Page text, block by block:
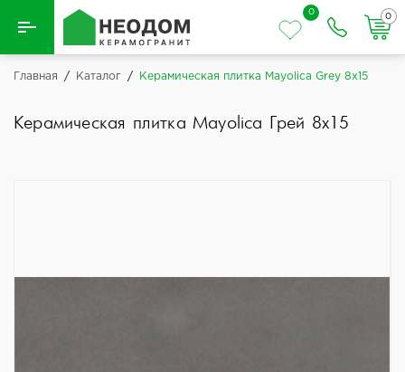
Назад
0
0
Главная / Каталог / Керамическая плитка Mayolica Grey 8x15
Керамическая плитка Mayolica Грей 8x15